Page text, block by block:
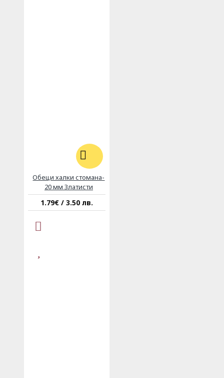
Обеци халки стомана-
20 мм Златисти
1.79€ / 3.50 лв.